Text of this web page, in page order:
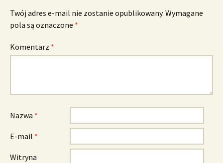
Twój adres e-mail nie zostanie opublikowany. Wymagane
pola są oznaczone *
Komentarz *
Nazwa *
E-mail *
Witryna